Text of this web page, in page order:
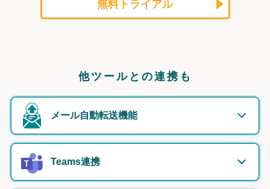
無料トライアル
他ツールとの連携も
メール自動転送機能
Teams連携